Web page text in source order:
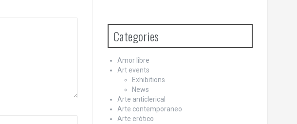
Categories
Amor libre
Art events
Exhibitions
News
Arte anticlerical
Arte contemporaneo
Arte erótico